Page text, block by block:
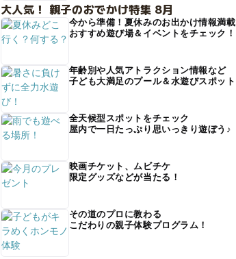
大人気！ 親子のおでかけ特集 8月
今から準備！夏休みのお出かけ情報満載
おすすめ遊び場＆イベントをチェック！
年齢別や人気アトラクション情報など
子ども大満足のプール＆水遊びスポット
全天候型スポットをチェック
屋内で一日たっぷり思いっきり遊ぼう♪
映画チケット、ムビチケ
限定グッズなどが当たる！
その道のプロに教わる
こだわりの親子体験プログラム！